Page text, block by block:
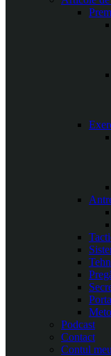
Podcast
Contact
Contul meu